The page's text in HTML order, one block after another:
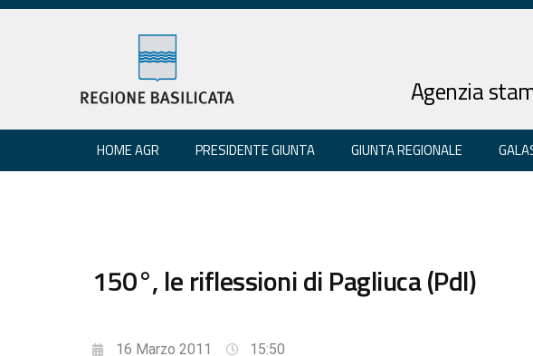
Agenzia
HOME AGR PRESIDENTE GIUNTA GIUNTA REGIONALE
150°, le riflessioni di Pagliuca (Pdl)
16 Marzo 2011 15:50